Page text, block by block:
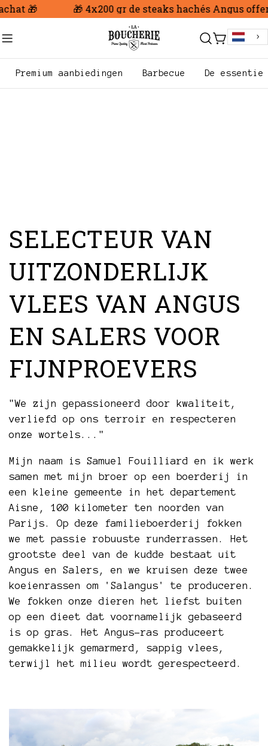
Ga
inhoud
🎁 🎁 4x200 gr de steaks hachés Angus offert
Trolley
Premium aanbiedingen Barbecue De essentie
SELECTEUR VAN
UITZONDERLIJK
VLEES VAN ANGUS
EN SALERS VOOR
FIJNPROEVERS
"We zijn gepassioneerd door kwaliteit,
verliefd op ons terroir en respecteren
onze wortels..."
Mijn naam is Samuel Fouilliard en ik werk
samen met mijn broer op een boerderij in
een kleine gemeente in het departement
Aisne, 100 kilometer ten noorden van
Parijs. Op deze familieboerderij fokken
we met passie robuuste runderrassen. Het
grootste deel van de kudde bestaat uit
Angus en Salers, en we kruisen deze twee
koeienrassen om 'Salangus' te produceren.
We fokken onze dieren het liefst buiten
op een dieet dat voornamelijk gebaseerd
is op gras. Het Angus-ras produceert
gemakkelijk gemarmerd, sappig vlees,
terwijl het milieu wordt gerespecteerd.